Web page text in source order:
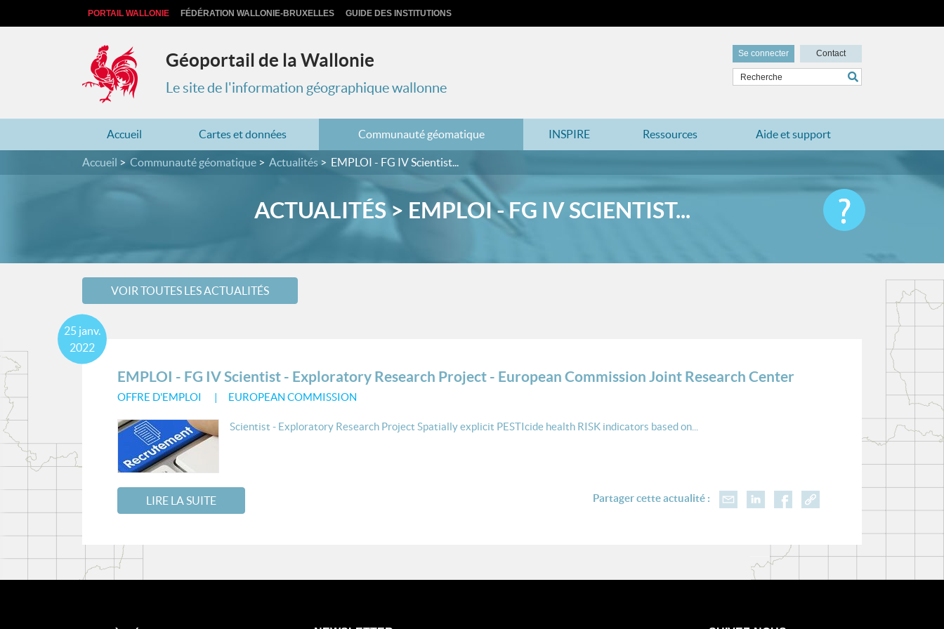
PORTAIL WALLONIE FÉDÉRATION WALLONIE-BRUXELLES GUIDE DES INSTITUTIONS
Géoportail de la Wallonie
Le site de l'information géographique wallonne
Se connecter Contact
Accueil Cartes et données Communauté géomatique INSPIRE Ressources Aide et support
Accueil Communauté géomatique Actualités EMPLOI - FG IV Scientist...
ACTUALITÉS > EMPLOI - FG IV SCIENTIST...
VOIR TOUTES LES ACTUALITÉS
EMPLOI - FG IV Scientist - Exploratory Research Project - European Commission Joint Research Center
OFFRE D'EMPLOI EUROPEAN COMMISSION
25 janv.
2022
Scientist - Exploratory Research Project Spatially explicit PESTIcide health RISK indicators based on...
LIRE LA SUITE Partager cette actualité :